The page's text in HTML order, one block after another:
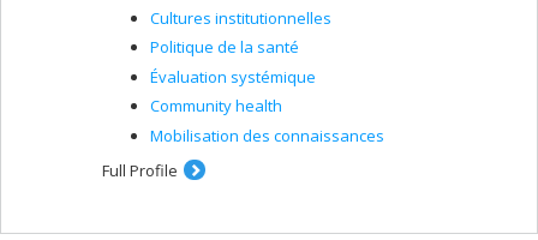
Cultures institutionnelles
Politique de la santé
Évaluation systémique
Community health
Mobilisation des connaissances
Full Profile